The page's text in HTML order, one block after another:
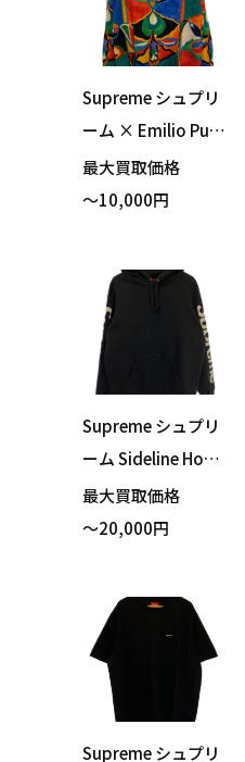
Supreme シュプリ
ーム × Emilio Pucc
i エミリオプッチ L/
S Shirt レーヨン シ
ました！
最大買取価格
～10,000円
Supreme シュプリ
ーム Sideline Hood
ed Sweatshirt パー
カー ブラック Mサ
最大買取価格
～20,000円
Supreme シュプリ